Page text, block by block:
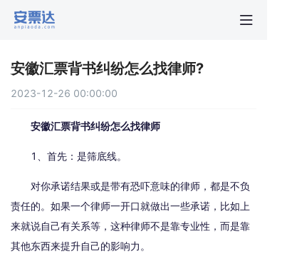
安徽汇票背书纠纷怎么找律师?
2023-12-26 00:00:00
安徽汇票背书纠纷怎么找律师
1、首先：是筛底线。
对你承诺结果或是带有恐吓意味的律师，都是不负
责任的。如果一个律师一开口就做出一些承诺，比如上
来就说自己有关系等，这种律师不是靠专业性，而是靠
其他东西来提升自己的影响力。